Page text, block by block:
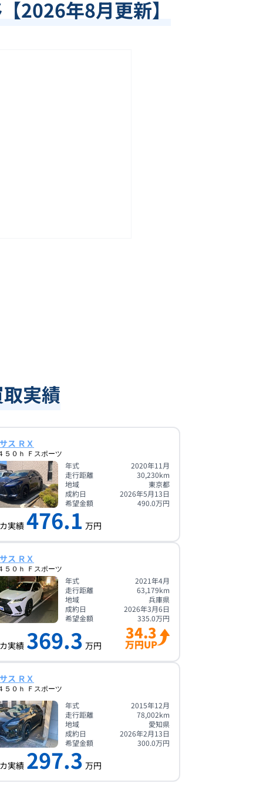
2026年8月更新】
実績
ス ＲＸ
５０ｈ Ｆスポーツ
年式
2020年11月
走行距離
30,230km
地域
東京都
成約日
2026年5月13日
希望金額
490.0万円
実績 476.1 万円
ス ＲＸ
５０ｈ Ｆスポーツ
年式
2021年4月
走行距離
63,179km
地域
兵庫県
成約日
2026年3月6日
希望金額
335.0万円
実績 369.3 万円
34.3
万円UP
ス ＲＸ
５０ｈ Ｆスポーツ
年式
2015年12月
走行距離
78,002km
地域
愛知県
成約日
2026年2月13日
希望金額
300.0万円
実績 297.3 万円